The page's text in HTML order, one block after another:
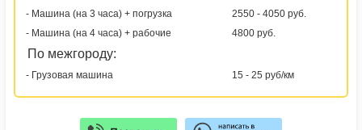
- Машина (на 3 часа) + погрузка
2550 - 4050 руб.
- Машина (на 4 часа) + рабочие
4800 руб.
По межгороду:
- Грузовая машина 15 - 25 руб/км